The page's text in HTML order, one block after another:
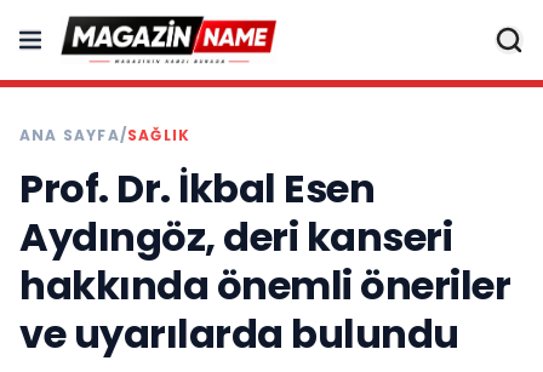
ANA SAYFA/SAĞLIK
Prof. Dr. İkbal Esen
Aydıngöz, deri kanseri
hakkında önemli öneriler
ve uyarılarda bulundu